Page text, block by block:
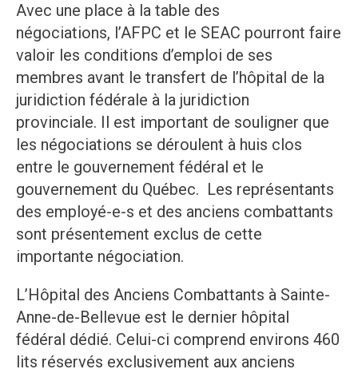
Avec une place à la table des
négociations, l’AFPC et le SEAC pourront faire
valoir les conditions d’emploi de ses
membres avant le transfert de l’hôpital de la
juridiction fédérale à la juridiction
provinciale. Il est important de souligner que
les négociations se déroulent à huis clos
entre le gouvernement fédéral et le
gouvernement du Québec. Les représentants
des employé-e-s et des anciens combattants
sont présentement exclus de cette
importante négociation.
L’Hôpital des Anciens Combattants à Sainte-
Anne-de-Bellevue est le dernier hôpital
fédéral dédié. Celui-ci comprend environs 460
lits réservés exclusivement aux anciens